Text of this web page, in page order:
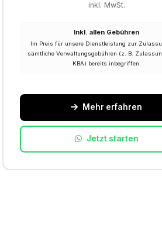
inkl. MwSt.
Inkl. allen Gebühren
Im Preis für unsere Dienstleistung zur
sämtliche Verwaltungsgebühren (z. B.
KBA) bereits inbegriffen.
Mehr erfahren
Jetzt starten